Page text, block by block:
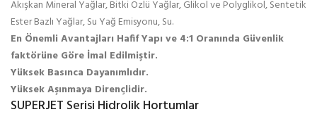
Akışkan Mineral Yağlar, Bitki Özlü Yağlar, Glikol ve Polyglikol, Sentetik
Ester Bazlı Yağlar, Su Yağ Emisyonu, Su.
En Önemli Avantajları Hafif Yapı ve 4:1 Oranında Güvenlik
faktörüne Göre İmal Edilmiştir.
Yüksek Basınca Dayanımlıdır.
Yüksek Aşınmaya Dirençlidir.
SUPERJET Serisi Hidrolik Hortumlar